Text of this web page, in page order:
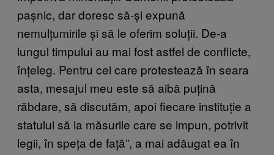
pașnic, dar doresc să-și expună
nemulțumirile și să le oferim soluții. De-a
lungul timpului au mai fost astfel de conflicte,
înțeleg. Pentru cei care protestează în seara
asta, mesajul meu este să aibă puțină
răbdare, să discutăm, apoi fiecare instituție a
statului să ia măsurile care se impun, potrivit
legii, în speța de față”, a mai adăugat ea în